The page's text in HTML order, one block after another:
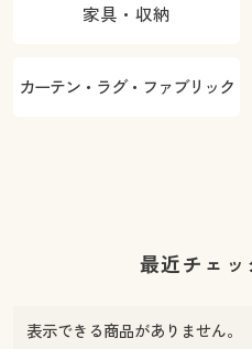
家具・収納
カーテン・ラグ・ファブリック
最近チェッ
表示できる商品がありません。